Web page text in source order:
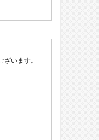
います。